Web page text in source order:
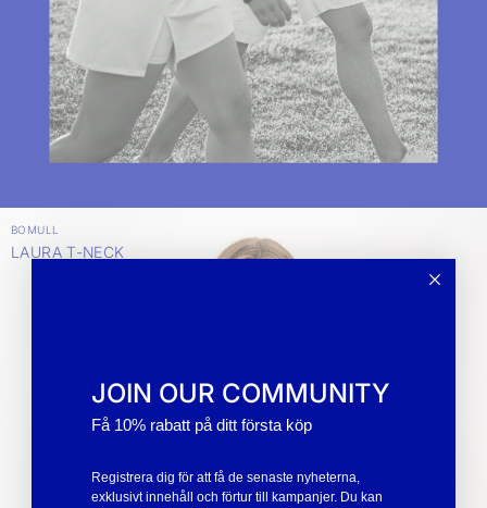
BOMULL
LAURA T-NECK
JOIN OUR COMMUNITY
Få 10% rabatt på ditt första köp
Registrera dig för att få de senaste nyheterna,
exklusivt innehåll och förtur till kampanjer. Du kan